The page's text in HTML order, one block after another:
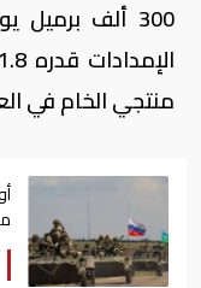
300 ألف
منتجي الخام في